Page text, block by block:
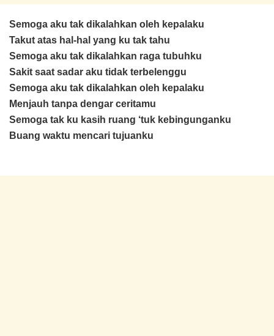
Semoga aku tak dikalahkan oleh kepalaku
Takut atas hal-hal yang ku tak tahu
Semoga aku tak dikalahkan raga tubuhku
Sakit saat sadar aku tidak terbelenggu
Semoga aku tak dikalahkan oleh kepalaku
Menjauh tanpa dengar ceritamu
Semoga tak ku kasih ruang ‘tuk kebingunganku
Buang waktu mencari tujuanku